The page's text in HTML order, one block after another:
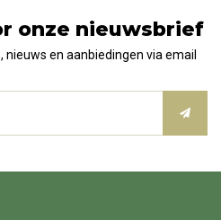
onze nieuwsbrief
en aanbiedingen via email